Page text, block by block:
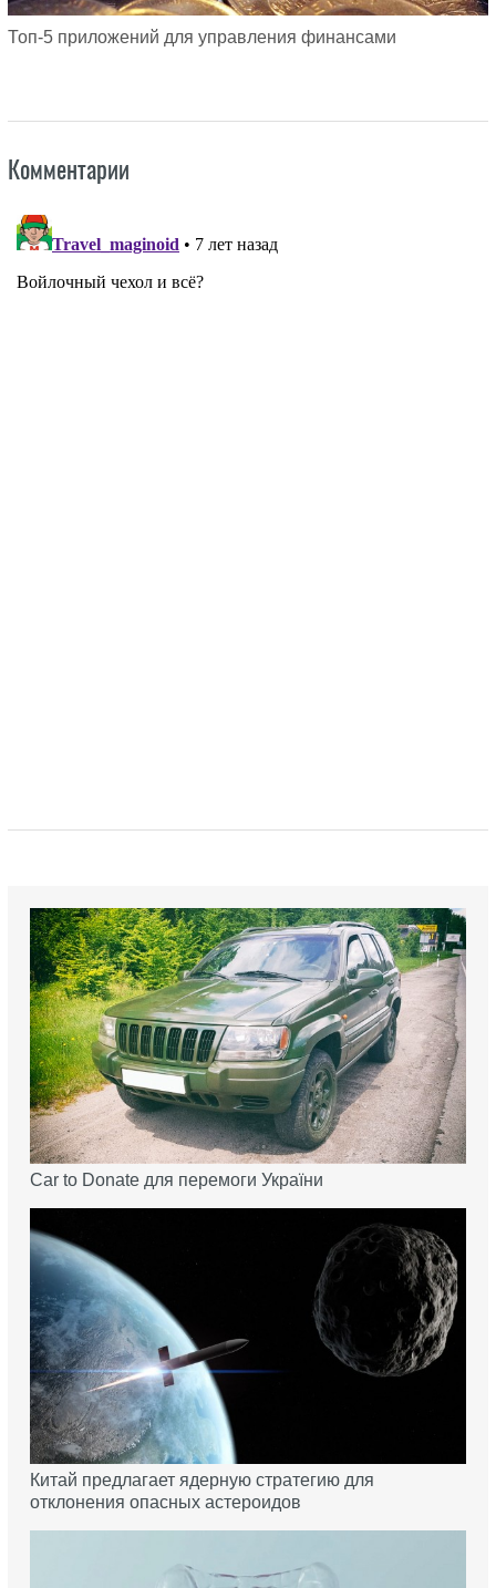
Топ-5 приложений для управления финансами
Комментарии
Car to Donate для перемоги України
Китай предлагает ядерную стратегию для
отклонения опасных астероидов